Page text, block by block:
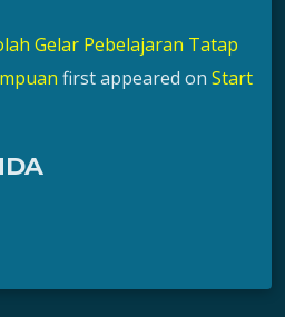
Gelar Pebelajaran Tatap
first appeared on Start